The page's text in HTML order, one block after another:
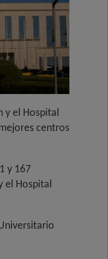
y el Hospital
centros
y 167
el Hospital